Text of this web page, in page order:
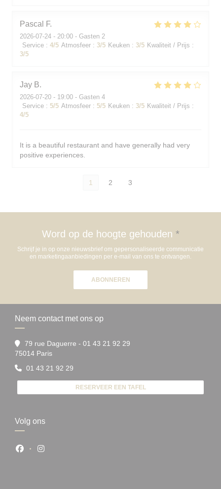
Pascal F
2026-07-24 - 20:00 - Gasten 2
Service : 4/5 Atmosfeer : 3/5 Keuken : 3/5 Kwaliteit / Prijs :
3/5
Jay B
2026-07-20 - 19:00 - Gasten 4
Service : 5/5 Atmosfeer : 5/5 Keuken : 3/5 Kwaliteit / Prijs :
4/5
It is a beautiful restaurant and have generally had very
positive experiences.
1 2 3
Word op de hoogte gehouden *
Schrijf je in op onze nieuwsbrief om gepersonaliseerde communicatie
en marketingaanbiedingen per e-mail van ons te ontvangen.
ABONNEREN
Neem contact met ons op
79 rue Daguerre - 01 43 21 92 29
75014 Paris((opent in een nieuw venster))
01 43 21 92 29
RESERVEER EEN TAFEL
Volg ons
Facebook ((opent in een nieuw venster))
Instagram ((opent in een nieuw venster))